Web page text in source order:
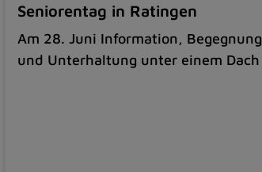
Seniorentag in Ratingen
Am 28. Juni Information, Begegnung
und Unterhaltung unter einem Dach